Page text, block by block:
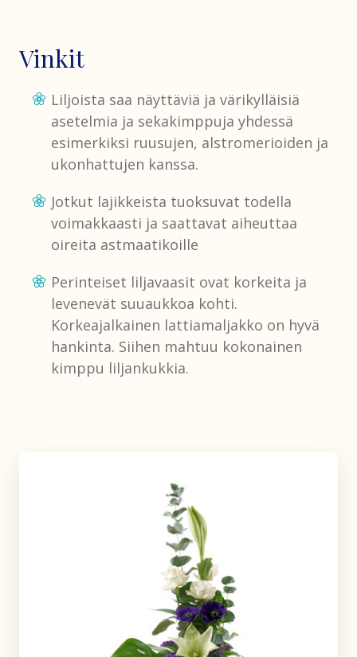
Vinkit
Liljoista saa näyttäviä ja värikylläisiä
asetelmia ja sekakimppuja yhdessä
esimerkiksi ruusujen, alstromerioiden ja
ukonhattujen kanssa.
Jotkut lajikkeista tuoksuvat todella
voimakkaasti ja saattavat aiheuttaa
oireita astmaatikoille
Perinteiset liljavaasit ovat korkeita ja
levenevät suuaukkoa kohti.
Korkeajalkainen lattiamaljakko on hyvä
hankinta. Siihen mahtuu kokonainen
kimppu liljankukkia.